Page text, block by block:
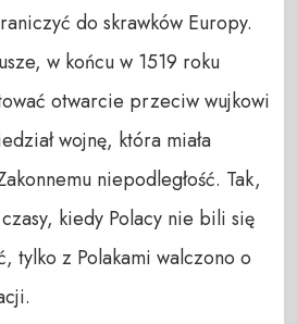
do skrawków Europy.
w końcu w 1519 roku
otwarcie przeciw wujkowi
wojnę, która miała
niepodległość. Tak,
kiedy Polacy nie bili się
tylko z Polakami walczono o